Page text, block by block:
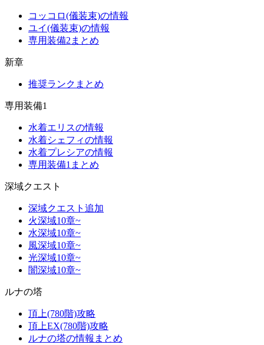
コッコロ(儀装束)の情報
ユイ(儀装束)の情報
専用装備2まとめ
新章
推奨ランクまとめ
専用装備1
水着エリスの情報
水着シェフィの情報
水着プレシアの情報
専用装備1まとめ
深域クエスト
深域クエスト追加
火深域10章~
水深域10章~
風深域10章~
光深域10章~
闇深域10章~
ルナの塔
頂上(780階)攻略
頂上EX(780階)攻略
ルナの塔の情報まとめ